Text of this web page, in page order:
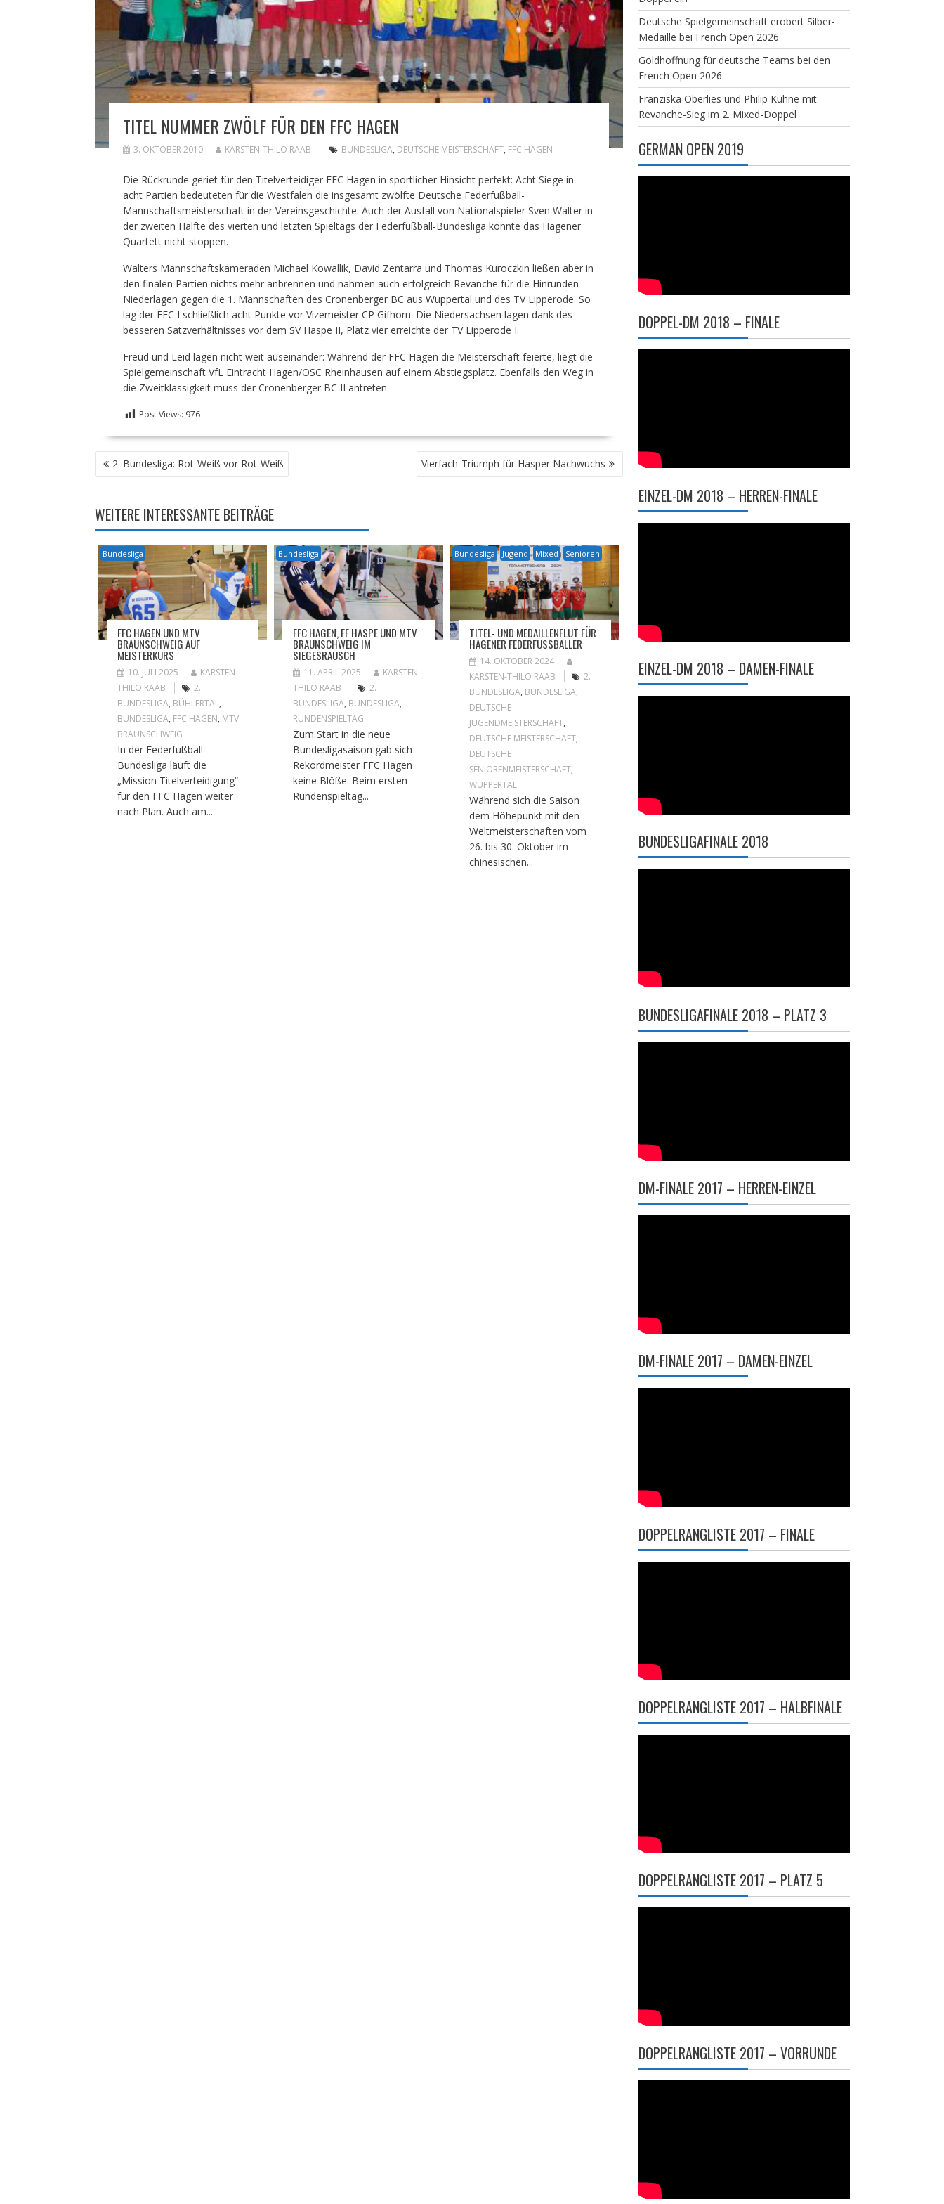
TITEL NUMMER ZWÖLF FÜR DEN FFC HAGEN
3. OKTOBER 2010 KARSTEN-THILO RAAB BUNDESLIGA, DEUTSCHE MEISTERSCHAFT, FFC HAGEN
Die Rückrunde geriet für den Titelverteidiger FFC Hagen in sportlicher Hinsicht perfekt: Acht Siege in
acht Partien bedeuteten für die Westfalen die insgesamt zwölfte Deutsche Federfußball-
Mannschaftsmeisterschaft in der Vereinsgeschichte. Auch der Ausfall von Nationalspieler Sven Walter in
der zweiten Hälfte des vierten und letzten Spieltags der Federfußball-Bundesliga konnte das Hagener
Quartett nicht stoppen.
Walters Mannschaftskameraden Michael Kowallik, David Zentarra und Thomas Kuroczkin ließen aber in
den finalen Partien nichts mehr anbrennen und nahmen auch erfolgreich Revanche für die Hinrunden-
Niederlagen gegen die 1. Mannschaften des Cronenberger BC aus Wuppertal und des TV Lipperode. So
lag der FFC I schließlich acht Punkte vor Vizemeister CP Gifhorn. Die Niedersachsen lagen dank des
besseren Satzverhältnisses vor dem SV Haspe II, Platz vier erreichte der TV Lipperode I.
Freud und Leid lagen nicht weit auseinander: Während der FFC Hagen die Meisterschaft feierte, liegt die
Spielgemeinschaft VfL Eintracht Hagen/OSC Rheinhausen auf einem Abstiegsplatz. Ebenfalls den Weg in
die Zweitklassigkeit muss der Cronenberger BC II antreten.
Post Views: 976
BEITRAGSNAVIGATION
2. Bundesliga: Rot-Weiß vor Rot-Weiß Vierfach-Triumph für Hasper Nachwuchs
WEITERE INTERESSANTE BEITRÄGE
Bundesliga
FFC HAGEN UND MTV
BRAUNSCHWEIG AUF
MEISTERKURS
10. JULI 2025
KARSTEN-
THILO RAAB
2.
BUNDESLIGA, BÜHLERTAL,
BUNDESLIGA, FFC HAGEN, MTV
BRAUNSCHWEIG
In der Federfußball-
Bundesliga läuft die
„Mission Titelverteidigung“
für den FFC Hagen weiter
nach Plan. Auch am...
Bundesliga
FFC HAGEN, FF HASPE UND MTV
BRAUNSCHWEIG IM
SIEGESRAUSCH
11. APRIL 2025
KARSTEN-
THILO RAAB
2.
BUNDESLIGA, BUNDESLIGA,
RUNDENSPIELTAG
Zum Start in die neue
Bundesligasaison gab sich
Rekordmeister FFC Hagen
keine Blöße. Beim ersten
Rundenspieltag...
Bundesliga Jugend Mixed Senioren
TITEL- UND MEDAILLENFLUT FÜR
HAGENER FEDERFUSSBALLER
14. OKTOBER 2024
KARSTEN-THILO RAAB
2.
BUNDESLIGA, BUNDESLIGA,
DEUTSCHE
JUGENDMEISTERSCHAFT,
DEUTSCHE MEISTERSCHAFT,
DEUTSCHE
SENIORENMEISTERSCHAFT,
WUPPERTAL
Während sich die Saison
dem Höhepunkt mit den
Weltmeisterschaften vom
26. bis 30. Oktober im
chinesischen...
Deutsche Spielgemeinschaft erobert Silber-
Medaille bei French Open 2026
Goldhoffnung für deutsche Teams bei den
French Open 2026
Franziska Oberlies und Philip Kühne mit
Revanche-Sieg im 2. Mixed-Doppel
GERMAN OPEN 2019
DOPPEL-DM 2018 – FINALE
EINZEL-DM 2018 – HERREN-FINALE
EINZEL-DM 2018 – DAMEN-FINALE
BUNDESLIGAFINALE 2018
BUNDESLIGAFINALE 2018 – PLATZ 3
DM-FINALE 2017 – HERREN-EINZEL
DM-FINALE 2017 – DAMEN-EINZEL
DOPPELRANGLISTE 2017 – FINALE
DOPPELRANGLISTE 2017 – HALBFINALE
DOPPELRANGLISTE 2017 – PLATZ 5
DOPPELRANGLISTE 2017 – VORRUNDE